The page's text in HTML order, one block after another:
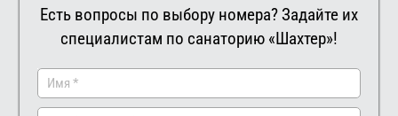
Есть вопросы по выбору номера? Задайте их
специалистам по санаторию «Шахтер»!